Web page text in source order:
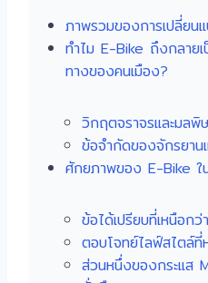
ภาพรวมของการเปลี่ยน
ทำไม E-Bike ถึงกลายเ
ทางของคนเมือง?
วิกฤตจราจรและมลพิ
ข้อจำกัดของจักรยาน
ศักยภาพของ E-Bike ใ
ข้อได้เปรียบที่เหนือก
ตอบโจทย์ไลฟ์สไตล์ที่
ส่วนหนึ่งของกระแส